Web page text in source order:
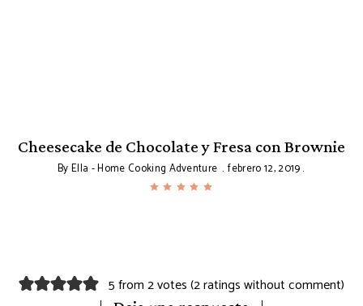
Cheesecake de Chocolate y Fresa con Brownie
ByElla - Home Cooking Adventure febrero 12, 2019
5 from 2 votes (2 ratings without comment)